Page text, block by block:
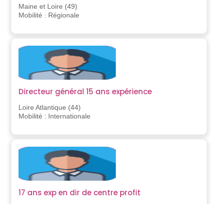
Maine et Loire (49)
Mobilité : Régionale
Directeur général 15 ans expérience
Loire Atlantique (44)
Mobilité : Internationale
17 ans exp en dir de centre profit